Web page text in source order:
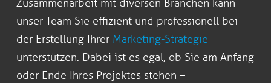
Zusammenarbeit mit diversen Branchen kann
unser Team Sie effizient und professionell bei
der Erstellung Ihrer Marketing-Strategie
unterstützen. Dabei ist es egal, ob Sie am Anfang
oder Ende Ihres Projektes stehen –